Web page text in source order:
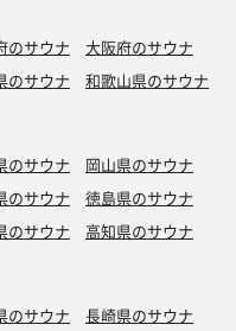
のサウナ
大阪府のサウナ
のサウナ 和歌山県のサウナ
のサウナ
岡山県のサウナ
のサウナ
徳島県のサウナ
のサウナ 高知県のサウナ
のサウナ
長崎県のサウナ